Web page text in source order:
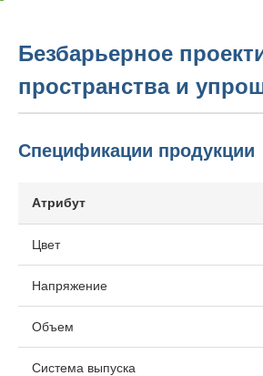
Безбарьерное
пространства и
Спецификации продукции
Атрибут
Цвет
Напряжение
Объем
Система выпуска